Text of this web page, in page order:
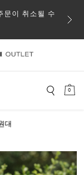
문이 취소될 수
0
대